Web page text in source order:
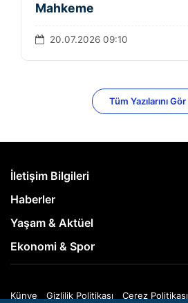
Mahkeme
20.07.2026 09:10
Tüm Yazılarını Gör
İletişim Bilgileri
Haberler
Yaşam & Aktüel
Ekonomi & Spor
Künye Gizlilik Politikası Çerez Politikası